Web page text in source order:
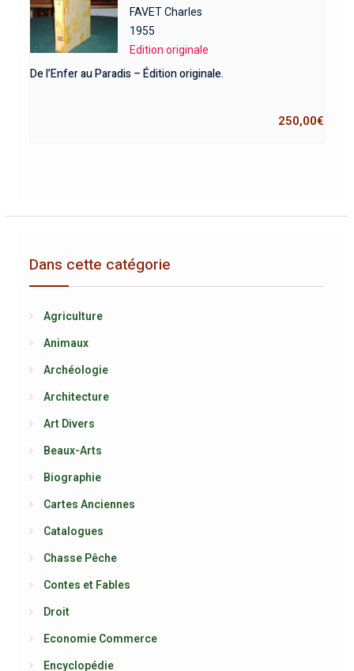
FAVET Charles
1955
Edition originale
De l’Enfer au Paradis – Édition originale.
250,00€
Dans cette catégorie
Agriculture
Animaux
Archéologie
Architecture
Art Divers
Beaux-Arts
Biographie
Cartes Anciennes
Catalogues
Chasse Pêche
Contes et Fables
Droit
Economie Commerce
Encyclopédie